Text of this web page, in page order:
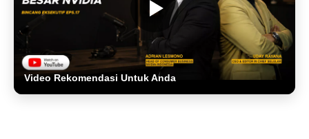
Video Rekomendasi Untuk Anda